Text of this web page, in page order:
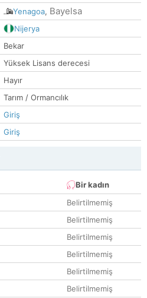
Yenagoa, Bayelsa
Nijerya
Bekar
Yüksek Lisans derecesi
Hayır
Tarım / Ormancılık
Giriş
Giriş
Bir kadın
Belirtilmemiş
Belirtilmemiş
Belirtilmemiş
Belirtilmemiş
Belirtilmemiş
Belirtilmemiş